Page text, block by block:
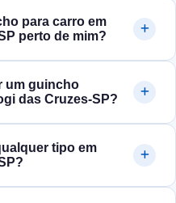
para carro em
perto de mim?
um guincho
das Cruzes‑SP?
tipo em